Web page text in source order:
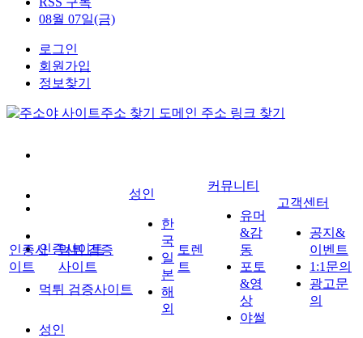
08월 07일(금)
로그인
회원가입
정보찾기
인증사이트
먹튀 검증사이트
성인
인증사
이트
먹튀 검증
사이트
성인
한
국
일
본
해
외
토렌
트
커뮤니티
유머
&감
동
포토
&영
상
야썰
고객센터
공지&
이벤트
1:1문의
광고문
의